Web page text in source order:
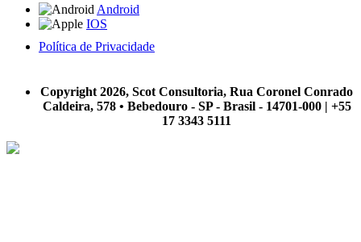
Android
IOS
Política de Privacidade
Copyright 2026, Scot Consultoria, Rua Coronel Conrado
Caldeira, 578 • Bebedouro - SP - Brasil - 14701-000 | +55
17 3343 5111